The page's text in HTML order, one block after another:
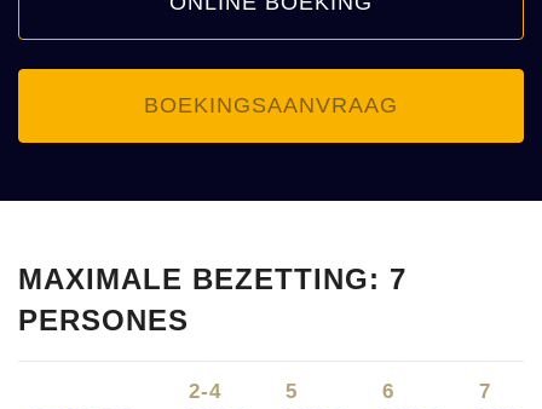
BOEKINGSAANVRAAG
MAXIMALE BEZETTING: 7
PERSONES
2-4
5
6
7